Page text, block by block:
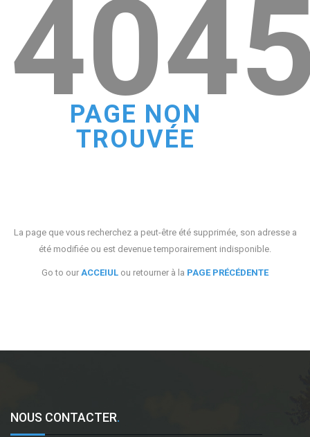
PAGE NON
TROUVÉE
La page que vous recherchez a peut-être été supprimée, son adresse a
été modifiée ou est devenue temporairement indisponible.
Go to our ACCEIUL ou retourner à la PAGE PRÉCÉDENTE
NOUS CONTACTER.